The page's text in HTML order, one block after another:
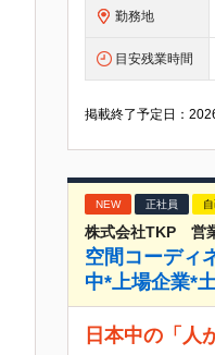
勤務地
目安残業時間
掲載終了予定日：
NEW 正社員
株式会社TKP 営
空間コーディ
中*上場企業*
日本中の「人